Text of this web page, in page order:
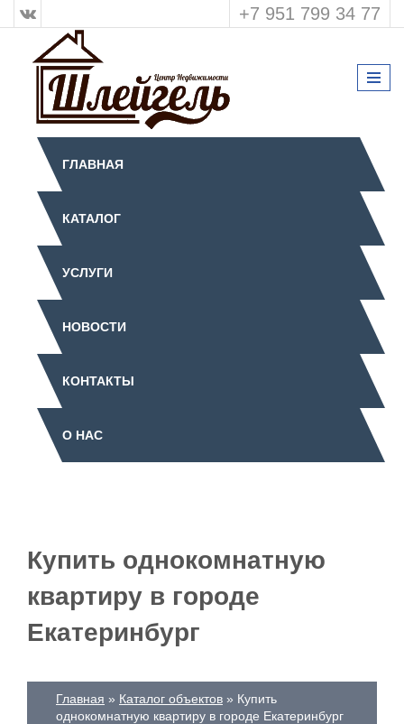
+7 951 799 34 77
ГЛАВНАЯ
КАТАЛОГ
УСЛУГИ
НОВОСТИ
КОНТАКТЫ
О НАС
Купить однокомнатную
квартиру в городе
Екатеринбург
Главная Каталог объектов
Купить
однокомнатную квартиру в городе Екатеринбург